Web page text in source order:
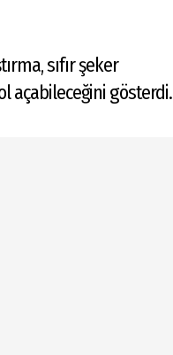
sıfır şeker
açabileceğini gösterdi.